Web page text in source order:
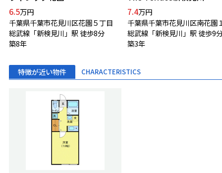
6.5万円
千葉県千葉市花見川区花園５丁目
総武線「新検見川」駅 徒歩8分
築8年
7.4万円
千葉県千葉市花見川区南花園
総武線「新検見川」駅 徒歩9
築3年
特徴が近い物件 CHARACTERISTICS